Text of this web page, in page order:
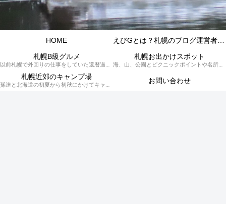
HOME
札幌B級グルメ
以前札幌で外回りの仕事をしていた還暦過ぎブロガー「えびG」がランチ（サラリーマンランチ、サラメシ）を中心に、おそば、ラーメン、中華、日替わりランチを「札幌Bグルメ」と題してレポートしているブログカテゴリーのページです。現在は定年後の再雇用で札幌中とはいかなまでも会社の近くのすすきの界隈や家のある札幌市南区を中心に徘徊しております。
札幌お出かけスポット
海、山、公園とピクニックポイントや名所、旧跡などなど、、、、、札幌はもとより郊外の無理なく日帰りでいって帰ってこれるお出かけスポットを孫っち達（小学５、３年生、幼稚園年長さんの３人）とえびGがお出かけをして紹介しているページです。
札幌近郊のキャンプ場
孫達と北海道の初夏から初秋にかけてキャンプに出かけます。キャンプ場情報だったり料理だったり花火や遊びに虫取りとまさに「やっちゃえ！えびG」やりたい放題のブログです。 お問い合わせ